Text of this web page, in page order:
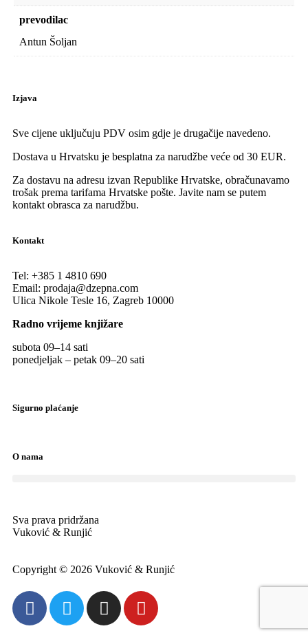
prevodilac
Antun Šoljan
Izjava
Sve cijene uključuju PDV osim gdje je drugačije navedeno.
Dostava u Hrvatsku je besplatna za narudžbe veće od 30 EUR.
Za dostavu na adresu izvan Republike Hrvatske, obračunavamo
trošak prema tarifama Hrvatske pošte. Javite nam se putem
kontakt obrasca za narudžbu.
Kontakt
Tel: +385 1 4810 690
Email: prodaja@dzepna.com
Ulica Nikole Tesle 16, Zagreb 10000
Radno vrijeme knjižare
subota 09–14 sati
ponedjeljak – petak 09–20 sati
Sigurno plaćanje
O nama
Sva prava pridržana
Vuković & Runjić
Copyright © 2026 Vuković & Runjić